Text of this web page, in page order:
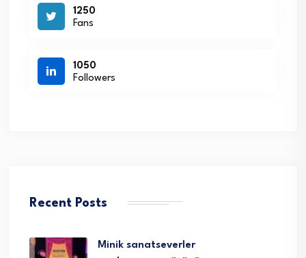
1250
Fans
1050
Followers
Recent Posts
Minik sanatseverler